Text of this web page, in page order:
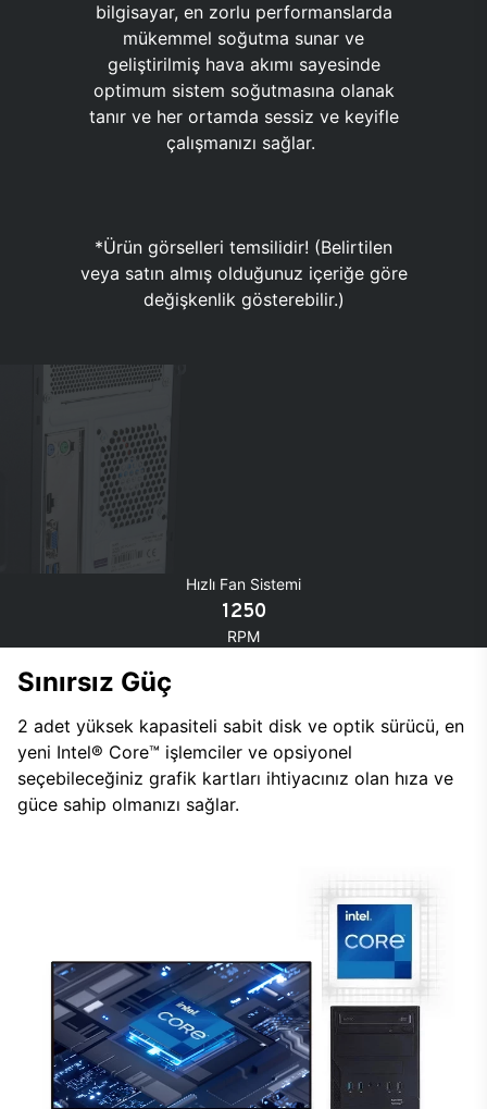
bilgisayar, en zorlu performanslarda
mükemmel soğutma sunar ve
geliştirilmiş hava akımı sayesinde
optimum sistem soğutmasına olanak
tanır ve her ortamda sessiz ve keyifle
çalışmanızı sağlar.
*Ürün görselleri temsilidir! (Belirtilen
veya satın almış olduğunuz içeriğe göre
değişkenlik gösterebilir.)
Hızlı Fan Sistemi
1250
RPM
Sınırsız Güç
2 adet yüksek kapasiteli sabit disk ve optik sürücü, en
yeni Intel® Core™ işlemciler ve opsiyonel
seçebileceğiniz grafik kartları ihtiyacınız olan hıza ve
güce sahip olmanızı sağlar.